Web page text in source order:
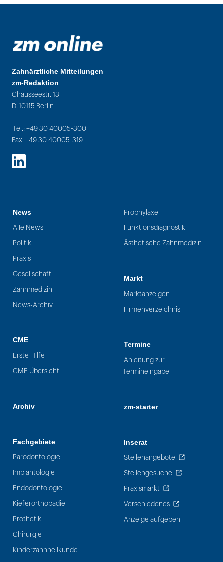
Zahnärztliche Mitteilungen
zm-Redaktion
Chausseestr. 13
D-10115 Berlin
Tel.: +49 30 40005-300
Fax: +49 30 40005-319
LinkedIn
News
Alle News
Politik
Praxis
Gesellschaft
Zahnmedizin
News-Archiv
CME
Erste Hilfe
CME Übersicht
Archiv
Fachgebiete
Parodontologie
Implantologie
Endodontologie
Kieferorthopädie
Prothetik
Chirurgie
Kinderzahnheilkunde
Prophylaxe
Funktionsdiagnostik
Ästhetische Zahnmedizin
Markt
Marktanzeigen
Firmenverzeichnis
Termine
Anleitung zur
Termineingabe
zm-starter
Inserat
Stellenangebote
Stellengesuche
Praxismarkt
Verschiedenes
Anzeige aufgeben